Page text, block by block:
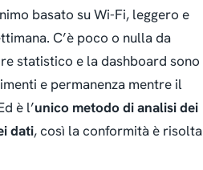
basato su Wi-Fi, leggero e
C’è poco o nulla da
statistico e la dashboard sono
e permanenza mentre il
è l’unico metodo di analisi dei
dati, così la conformità è risolta